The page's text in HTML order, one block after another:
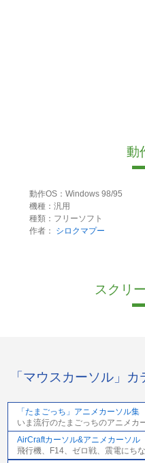
動
動作OS：Windows 98/95
機種：汎用
種類：フリーソフト
作者：
シロクマプー
スクリ
「マウスカーソル」
「たまごっち」アニメカーソル集
いま流行のたまごっちのアニメカ
AirCraftカーソル&アニメカーソル
飛行機、F14、ゼロ戦、震電にち